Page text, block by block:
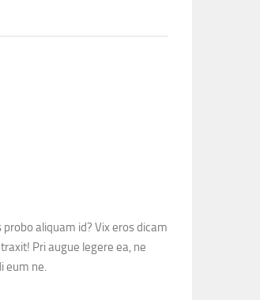
aliquam id? Vix eros dicam
Pri augue legere ea, ne
eum ne.